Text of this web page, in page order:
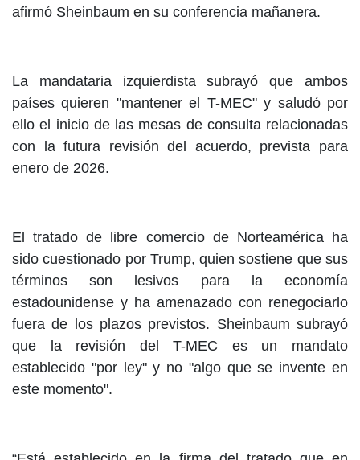
afirmó Sheinbaum en su conferencia mañanera.
La mandataria izquierdista subrayó que ambos
países quieren "mantener el T-MEC" y saludó por
ello el inicio de las mesas de consulta relacionadas
con la futura revisión del acuerdo, prevista para
enero de 2026.
El tratado de libre comercio de Norteamérica ha
sido cuestionado por Trump, quien sostiene que sus
términos son lesivos para la economía
estadounidense y ha amenazado con renegociarlo
fuera de los plazos previstos. Sheinbaum subrayó
que la revisión del T-MEC es un mandato
establecido "por ley" y no "algo que se invente en
este momento".